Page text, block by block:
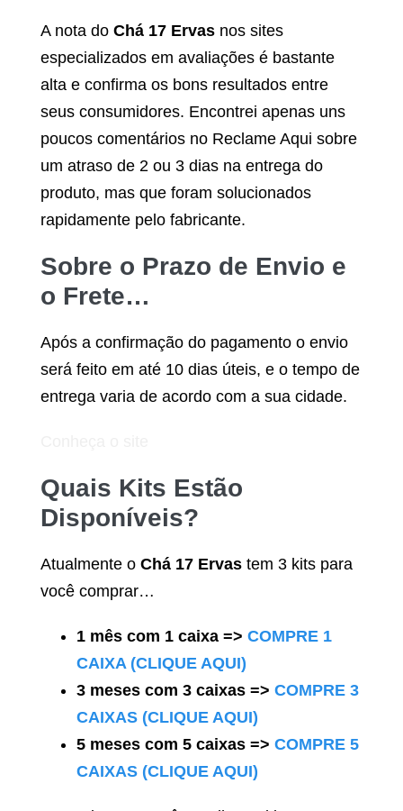
A nota do Chá 17 Ervas nos sites
especializados em avaliações é bastante
alta e confirma os bons resultados entre
seus consumidores. Encontrei apenas uns
poucos comentários no Reclame Aqui sobre
um atraso de 2 ou 3 dias na entrega do
produto, mas que foram solucionados
rapidamente pelo fabricante.
Sobre o Prazo de Envio e
o Frete…
Após a confirmação do pagamento o envio
será feito em até 10 dias úteis, e o tempo de
entrega varia de acordo com a sua cidade.
Quais Kits Estão
Disponíveis?
Atualmente o Chá 17 Ervas tem 3 kits para
você comprar…
1 mês com 1 caixa => COMPRE 1
CAIXA (CLIQUE AQUI)
3 meses com 3 caixas => COMPRE 3
CAIXAS (CLIQUE AQUI)
5 meses com 5 caixas => COMPRE 5
CAIXAS (CLIQUE AQUI)